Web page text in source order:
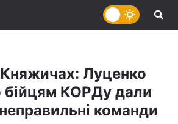
Княжичах: Луценко
бійцям КОРДу дали
команди